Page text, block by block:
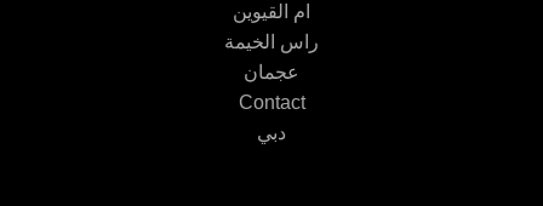
ام القيوين
راس الخيمة
عجمان
Contact
دبي